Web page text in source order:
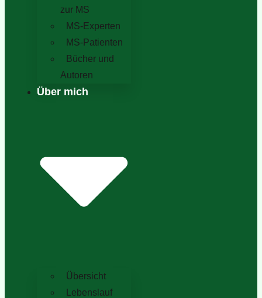
zur MS
MS-Experten
MS-Patienten
Bücher und
Autoren
Über mich
Übersicht
Lebenslauf